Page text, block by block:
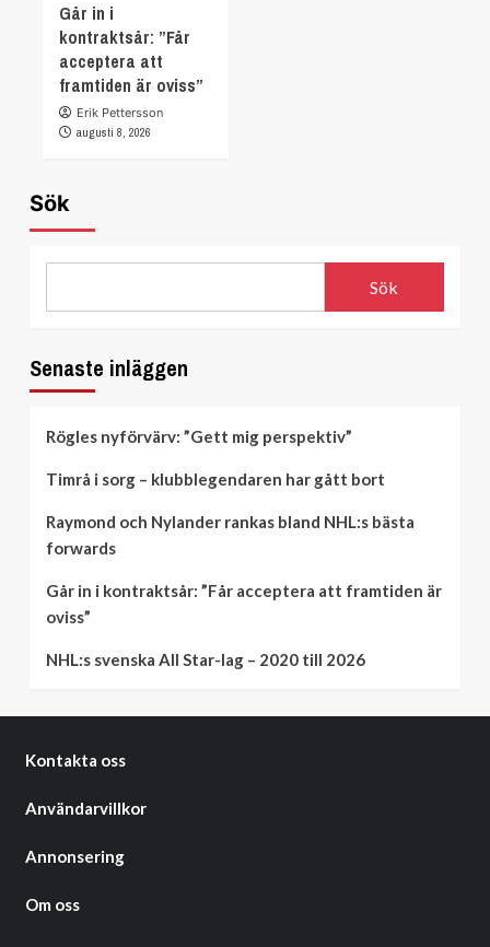
Går in i
kontraktsår: ”Får
acceptera att
framtiden är oviss”
Erik Pettersson
augusti 8, 2026
Sök
Sök
Senaste inläggen
Rögles nyförvärv: ”Gett mig perspektiv”
Timrå i sorg – klubblegendaren har gått bort
Raymond och Nylander rankas bland NHL:s bästa
forwards
Går in i kontraktsår: ”Får acceptera att framtiden är
oviss”
NHL:s svenska All Star-lag – 2020 till 2026
Kontakta oss
Användarvillkor
Annonsering
Om oss